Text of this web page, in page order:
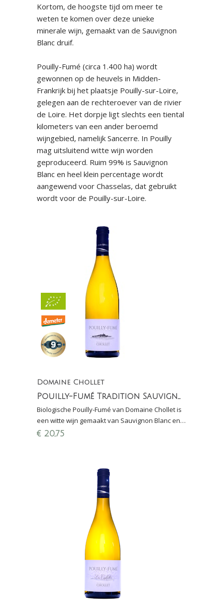
Kortom, de hoogste tijd om meer te
weten te komen over deze unieke
minerale wijn, gemaakt van de Sauvignon
Blanc druif.
Pouilly-Fumé (circa 1.400 ha) wordt
gewonnen op de heuvels in Midden-
Frankrijk bij het plaatsje Pouilly-sur-Loire,
gelegen aan de rechteroever van de rivier
de Loire. Het dorpje ligt slechts een tiental
kilometers van een ander beroemd
wijngebied, namelijk Sancerre. In Pouilly
mag uitsluitend witte wijn worden
geproduceerd. Ruim 99% is Sauvignon
Blanc en heel klein percentage wordt
aangewend voor Chasselas, dat gebruikt
wordt voor de Pouilly-sur-Loire.
Domaine Chollet
Pouilly-Fumé Tradition Sauvignon Blanc (biologisch)
Biologische Pouilly-Fumé van Domaine Chollet is
een witte wijn gemaakt van Sauvignon Blanc en
één van de beroemdste wijnen van Frankrijk
€ 20,75